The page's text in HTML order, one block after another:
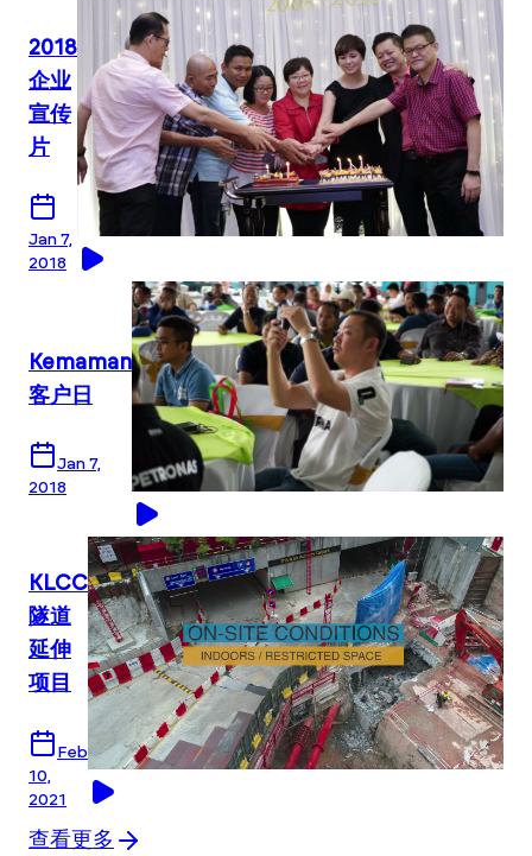
2018
企业
宣传
片
Jan 7,
2018
Kemaman
客户日
Jan 7,
2018
KLCC
隧道
延伸
项目
Feb
10,
2021
查看更多